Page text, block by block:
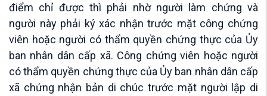
điểm chỉ được thì phải nhờ người làm chứng và
người này phải ký xác nhận trước mặt công chứng
viên hoặc người có thẩm quyền chứng thực của Ủy
ban nhân dân cấp xã. Công chứng viên hoặc người
có thẩm quyền chứng thực của Ủy ban nhân dân cấp
xã chứng nhận bản di chúc trước mặt người lập di